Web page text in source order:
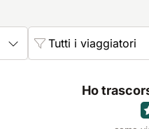
Tutti i viaggiatori
Ho